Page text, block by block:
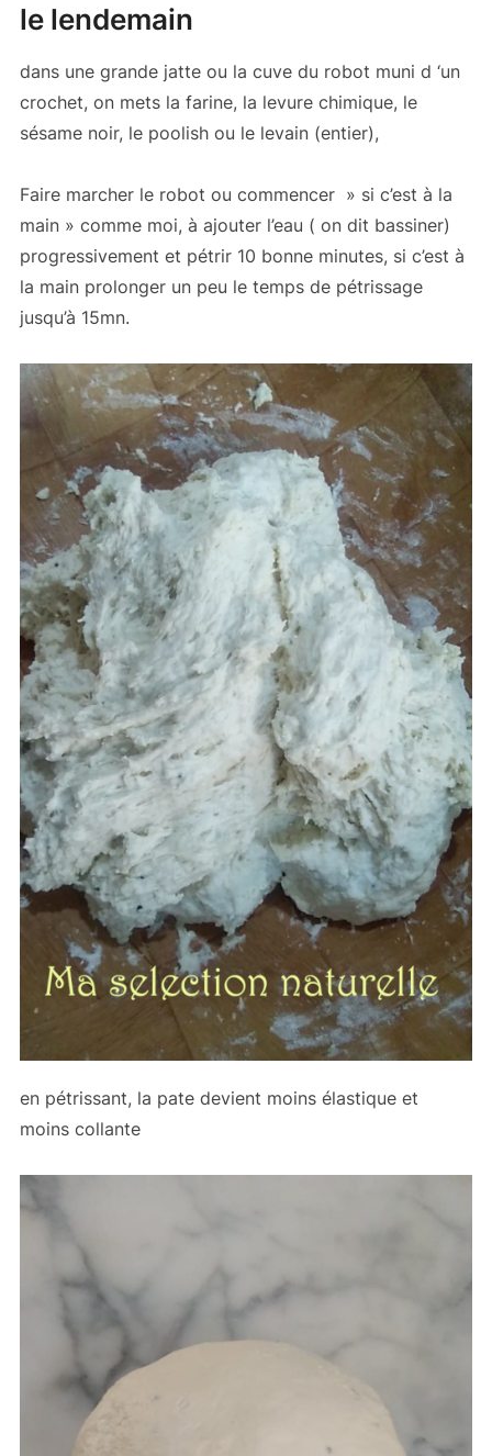
le lendemain
dans une grande jatte ou la cuve du robot muni d ‘un
crochet, on mets la farine, la levure chimique, le
sésame noir, le poolish ou le levain (entier),
Faire marcher le robot ou commencer » si c’est à la
main » comme moi, à ajouter l’eau ( on dit bassiner)
progressivement et pétrir 10 bonne minutes, si c’est à
la main prolonger un peu le temps de pétrissage
jusqu’à 15mn.
en pétrissant, la pate devient moins élastique et
moins collante